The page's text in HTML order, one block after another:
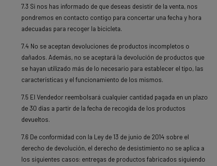
7.3 Si nos has informado de que deseas desistir de la venta, nos
pondremos en contacto contigo para concertar una fecha y hora
adecuadas para recoger la bicicleta.
7.4 No se aceptan devoluciones de productos incompletos o
dañados. Además, no se aceptará la devolución de productos que
se hayan utilizado más de lo necesario para establecer el tipo, las
características y el funcionamiento de los mismos.
7.5 El Vendedor reembolsará cualquier cantidad pagada en un plazo
de 30 días a partir de la fecha de recogida de los productos
devueltos.
7.6 De conformidad con la Ley de 13 de junio de 2014 sobre el
derecho de devolución, el derecho de desistimiento no se aplica a
los siguientes casos: entregas de productos fabricados siguiendo